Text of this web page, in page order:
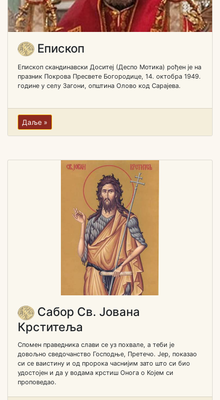
Епископ
Епископ скандинавски Доситеј (Деспо Мотика) рођен je на
празник Покрова Пресвете Богородице, 14. октобра 1949.
године у селу Загони, општина Олово код Сарајева.
Даље »
Сабор Св. Јована
Крститеља
Спомен праведника слави се уз похвале, а теби је
довољно сведочанство Господње, Претечо. Јер, показао
си се ваистину и од пророка часнијим зато што си био
удостојен и да у водама крстиш Онога о Којем си
проповедао.